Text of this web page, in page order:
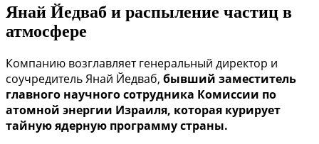
Янай Йедваб и распыление частиц в
атмосфере
Компанию возглавляет генеральный директор и
соучредитель Янай Йедваб, бывший заместитель
главного научного сотрудника Комиссии по
атомной энергии Израиля, которая курирует
тайную ядерную программу страны.